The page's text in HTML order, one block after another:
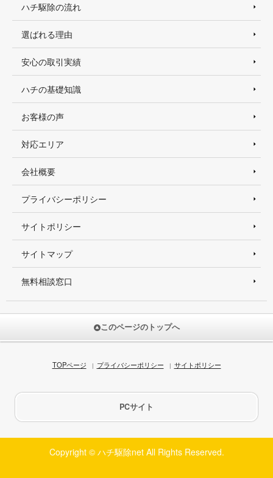
ハチ駆除の流れ
選ばれる理由
安心の取引実績
ハチの基礎知識
お客様の声
対応エリア
会社概要
プライバシーポリシー
サイトポリシー
サイトマップ
無料相談窓口
このページのトップへ
TOPページ プライバシーポリシー サイトポリシー
PCサイト
Copyright © ハチ駆除net All Rights Reserved.